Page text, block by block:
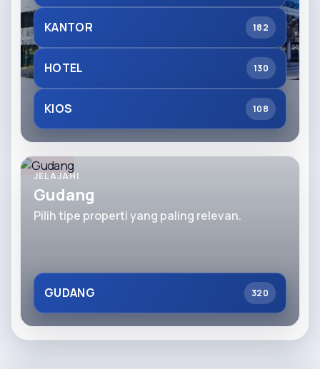
KANTOR 182
HOTEL 130
KIOS 108
JELAJAHI
Gudang
Pilih tipe properti yang paling relevan.
GUDANG 320